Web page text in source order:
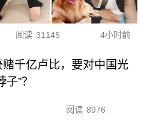
阅读 31145 4小时前
赌千亿卢比，要对中国光
子”？
阅读 8976